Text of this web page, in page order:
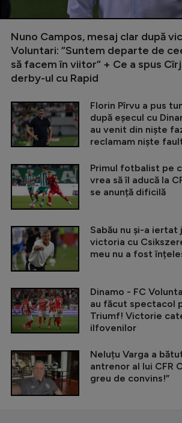
Nuno Campos, mesaj clar după
Voluntari: ”Suntem departe de
să facem în viitor” + Ce a spus
derby-ul cu Rapid
Florin Pîrvu a pus
după eșecul cu
au venit din niște
reclamam niște
Primul fotbalist pe
vrea să îl aducă la
se anunță dificilă
Sabău nu și-a iertat
victoria cu
meu nu a fost
Dinamo - FC
au făcut spectacol
Triumf! Victorie
ilfovenilor
Neluțu Varga a
antrenor al lui CFR
greu de convins!”